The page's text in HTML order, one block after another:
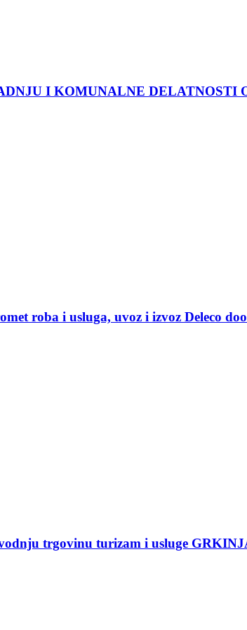
I KOMUNALNE DELATNOSTI
roba i usluga, uvoz i izvoz Deleco
trgovinu turizam i usluge